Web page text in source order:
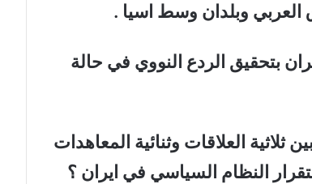
العربي وبلدان وسط اسيا .
بتحقيق الردع النووي في حالة
ثلاثية العلاقات وثنائية المعاهدات
النظام السياسي في ايران ؟